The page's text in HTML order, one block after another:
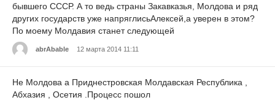
бывшего СССР. А то ведь страны Закавказья, Молдова и ряд
других государств уже напряглисьАлексей,а уверен в этом?
По моему Молдавия станет следующей
abrAbable 12 марта 2014 11:11
Не Молдова а Приднестровская Молдавская Республика ,
Абхазия , Осетия .Процесс пошол